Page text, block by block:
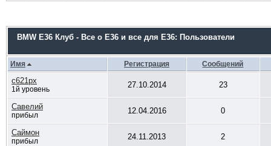
BMW E36 Клуб - Все о Е36 и все для Е36: Пользователи
Имя Регистрация Сообщений
с621рх
1й уровень 27.10.2014 23
Савелий
прибыл 12.04.2016 0
Саймон
прибыл 24.11.2013 2